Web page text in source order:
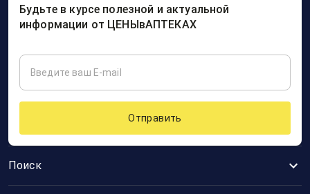
Поиск
Будьте в курсе полезной и актуальной
информации от ЦЕНЫвАПТЕКАХ
Отправить